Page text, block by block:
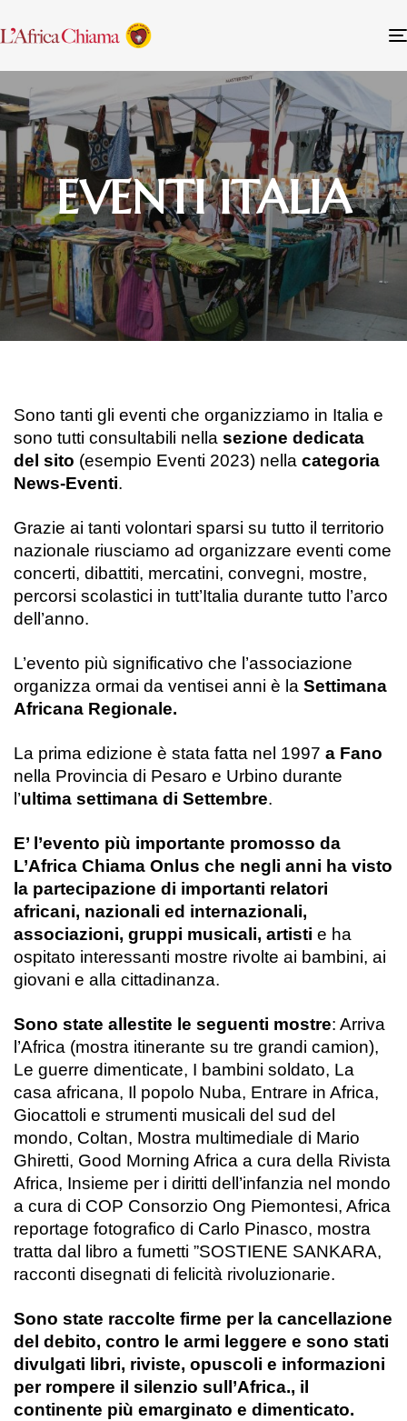
EVENTI ITALIA
Sono tanti gli eventi che organizziamo in Italia e
sono tutti consultabili nella sezione dedicata
del sito (esempio Eventi 2023) nella categoria
News-Eventi.
Grazie ai tanti volontari sparsi su tutto il territorio
nazionale riusciamo ad organizzare eventi come
concerti, dibattiti, mercatini, convegni, mostre,
percorsi scolastici in tutt’Italia durante tutto l’arco
dell’anno.
L’evento più significativo che l’associazione
organizza ormai da ventisei anni è la Settimana
Africana Regionale.
La prima edizione è stata fatta nel 1997 a Fano
nella Provincia di Pesaro e Urbino durante
l’ultima settimana di Settembre.
E’ l’evento più importante promosso da
L’Africa Chiama Onlus che negli anni ha visto
la partecipazione di importanti relatori
africani, nazionali ed internazionali,
associazioni, gruppi musicali, artisti e ha
ospitato interessanti mostre rivolte ai bambini, ai
giovani e alla cittadinanza.
Sono state allestite le seguenti mostre: Arriva
l’Africa (mostra itinerante su tre grandi camion),
Le guerre dimenticate, I bambini soldato, La
casa africana, Il popolo Nuba, Entrare in Africa,
Giocattoli e strumenti musicali del sud del
mondo, Coltan, Mostra multimediale di Mario
Ghiretti, Good Morning Africa a cura della Rivista
Africa, Insieme per i diritti dell’infanzia nel mondo
a cura di COP Consorzio Ong Piemontesi, Africa
reportage fotografico di Carlo Pinasco, mostra
tratta dal libro a fumetti ”SOSTIENE SANKARA,
racconti disegnati di felicità rivoluzionarie.
Sono state raccolte firme per la cancellazione
del debito, contro le armi leggere e sono stati
divulgati libri, riviste, opuscoli e informazioni
per rompere il silenzio sull’Africa., il
continente più emarginato e dimenticato.